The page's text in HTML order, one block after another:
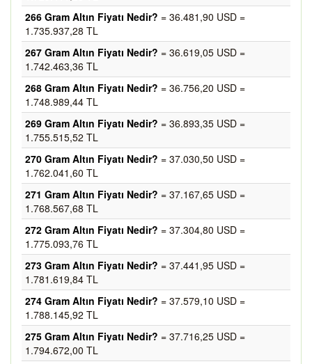
266 Gram Altın Fiyatı Nedir? = 36.481,90 USD =
1.735.937,28 TL
267 Gram Altın Fiyatı Nedir? = 36.619,05 USD =
1.742.463,36 TL
268 Gram Altın Fiyatı Nedir? = 36.756,20 USD =
1.748.989,44 TL
269 Gram Altın Fiyatı Nedir? = 36.893,35 USD =
1.755.515,52 TL
270 Gram Altın Fiyatı Nedir? = 37.030,50 USD =
1.762.041,60 TL
271 Gram Altın Fiyatı Nedir? = 37.167,65 USD =
1.768.567,68 TL
272 Gram Altın Fiyatı Nedir? = 37.304,80 USD =
1.775.093,76 TL
273 Gram Altın Fiyatı Nedir? = 37.441,95 USD =
1.781.619,84 TL
274 Gram Altın Fiyatı Nedir? = 37.579,10 USD =
1.788.145,92 TL
275 Gram Altın Fiyatı Nedir? = 37.716,25 USD =
1.794.672,00 TL